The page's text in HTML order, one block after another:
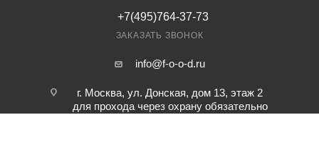
+7(495)764-37-73
ЗАКАЗАТЬ ЗВОНОК
info@f-o-o-d.ru
г. Москва, ул. Донская, дом 13, этаж 2
для прохода через охрану обязательно